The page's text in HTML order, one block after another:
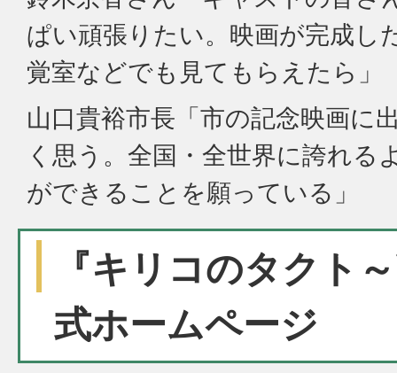
ぱい頑張りたい。映画が完成し
覚室などでも見てもらえたら」
山口貴裕市長「市の記念映画に
く思う。全国・全世界に誇れる
ができることを願っている」
『キリコのタクト
式ホームページ